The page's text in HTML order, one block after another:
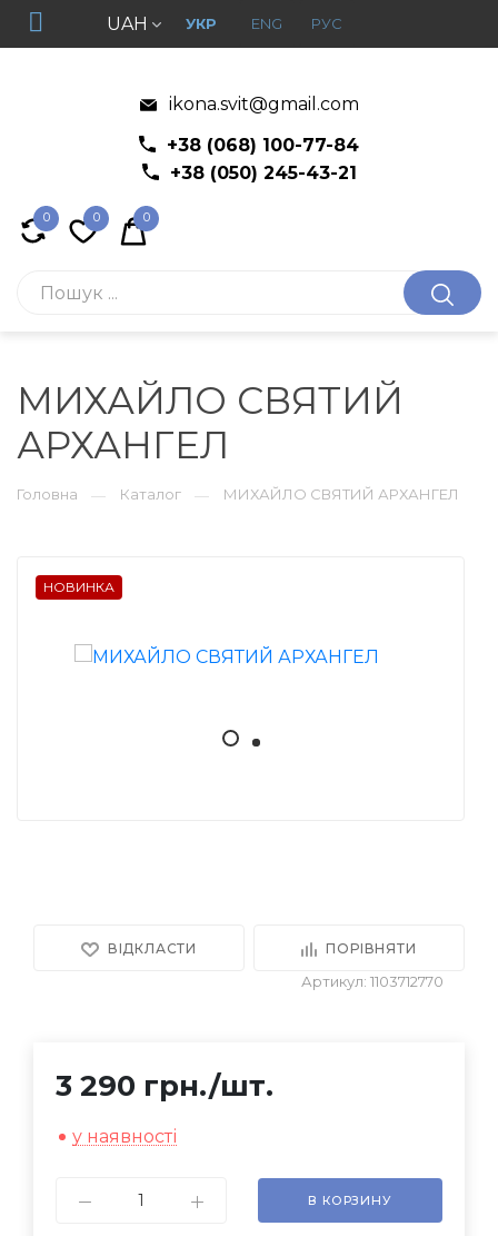
UAH УКР ENG РУС
ikona.svit@gmail.com
+38 (068) 100-77-84
+38 (050) 245-43-21
0 0 0
МИХАЙЛО СВЯТИЙ
АРХАНГЕЛ
Головна — Каталог — МИХАЙЛО СВЯТИЙ АРХАНГЕЛ
НОВИНКА
ВІДКЛАСТИ ПОРІВНЯТИ
Артикул: 1103712770
3 290 грн./шт.
у наявності
В КОРЗИНУ